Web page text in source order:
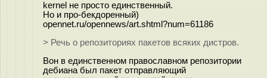
kernel не просто единственный.
Но и про-бекдоренный)
opennet.ru/opennews/art.shtml?num=61186
> Речь о репозиториях пакетов всяких дистров.
Вон в единственном православном репозитории
дебиана был пакет отправляющий